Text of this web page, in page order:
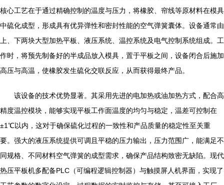
核心工艺在于通过精确控制的温度与压力，将橡胶、帘线等原材料在模具
中硫化成型，形成具有优异弹性和密封性能的空气弹簧囊体。设备通常由
上、下两块大型加热平板、液压系统、温控系统及电气控制系统组成。工
作时，将预先制备好的半成品放入模具，置于平板之间，设备闭合后施加
高压与高温，使橡胶发生硫化交联反应，从而获得最终产品。
该设备的技术优势显著。其采用先进的电加热或油加热方式，配合高
精度温控模块，能够实现平板工作面温度的均匀与稳定，温差可控制在
±1℃以内，这对于确保硫化过程的一致性和产品质量的稳定性至关重
要。强大的液压系统提供可调且平稳的压力输出，压力范围广，能满足不
同规格、不同材料空气弹簧的成型需求，确保产品结构致密无缺陷。现代
热压平板机多配备PLC（可编程逻辑控制器）与触摸屏人机界面，实现了